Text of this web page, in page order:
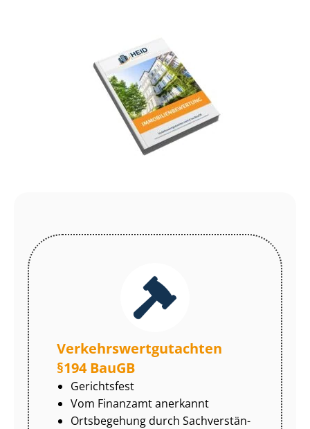
Ver­kehrs­wert­gut­ach­ten
§194 BauGB
Gerichtsfest
Vom Finanzamt anerkannt
Ortsbegehung durch Sach­ver­stän­